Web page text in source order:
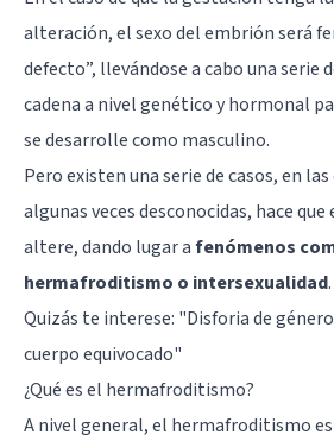
alteración, el sexo del embrión será
defecto”, llevándose a cabo una serie
cadena a nivel genético y hormonal
se desarrolle como masculino.
Pero existen una serie de casos, en
algunas veces desconocidas, hace que
altere, dando lugar afenómenos
hermafroditismo o intersexualidad.
Quizás te interese: "Disforia de
cuerpo equivocado"
¿Qué es el hermafroditismo?
A nivel general, el hermafroditismo es